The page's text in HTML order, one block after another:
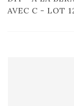
AVEC C - LOT